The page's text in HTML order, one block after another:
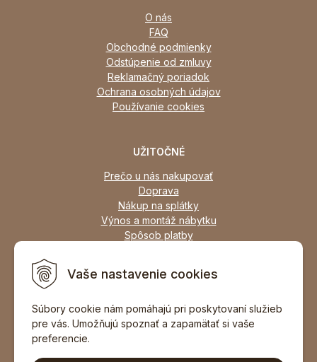
Vaše nastavenie cookies
Súbory cookie nám pomáhajú pri poskytovaní služieb
pre vás. Umožňujú spoznať a zapamätať si vaše
preferencie.
O nás
FAQ
Obchodné podmienky
Odstúpenie od zmluvy
Reklamačný poriadok
Ochrana osobných údajov
Používanie cookies
UŽITOČNÉ
Prečo u nás nakupovať
Doprava
Nákup na splátky
Výnos a montáž nábytku
Spôsob platby
Zariadime všetky typy interiérov
DOPORUČIŤ ZNÁMEMU